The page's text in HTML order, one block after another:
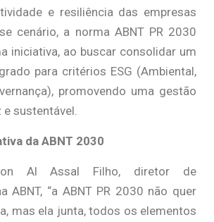
e resiliência das empresas
cenário, a norma ABNT PR 2030
iniciativa, ao buscar consolidar um
para critérios ESG (Ambiental,
promovendo uma gestão
sustentável.
da ABNT 2030
Al Assal Filho, diretor de
ABNT, “a ABNT PR 2030 não quer
mas ela junta, todos os elementos